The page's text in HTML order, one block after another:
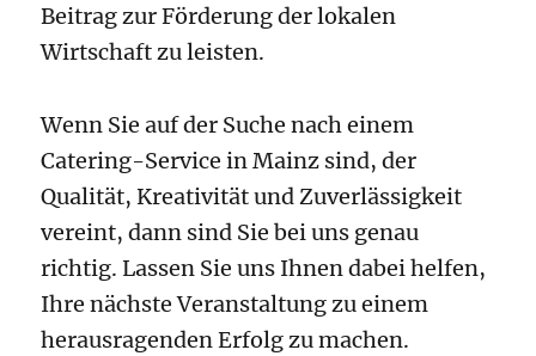
Beitrag zur Förderung der lokalen
Wirtschaft zu leisten.
Wenn Sie auf der Suche nach einem
Catering-Service in Mainz sind, der
Qualität, Kreativität und Zuverlässigkeit
vereint, dann sind Sie bei uns genau
richtig. Lassen Sie uns Ihnen dabei helfen,
Ihre nächste Veranstaltung zu einem
herausragenden Erfolg zu machen.